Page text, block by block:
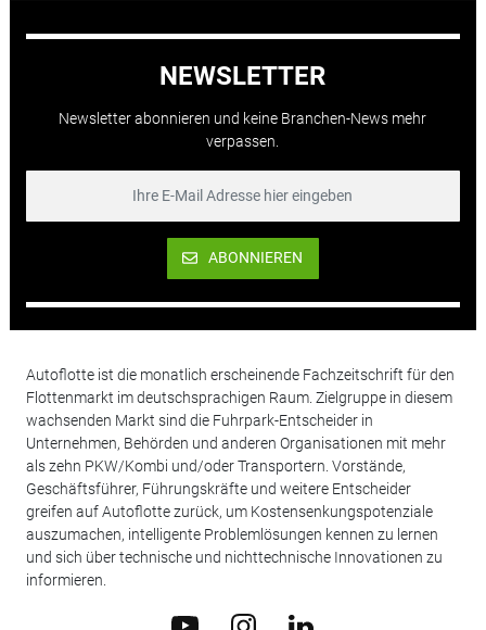
NEWSLETTER
Newsletter abonnieren und keine Branchen-News mehr
verpassen.
ABONNIEREN
Autoflotte ist die monatlich erscheinende Fachzeitschrift für den
Flottenmarkt im deutschsprachigen Raum. Zielgruppe in diesem
wachsenden Markt sind die Fuhrpark-Entscheider in
Unternehmen, Behörden und anderen Organisationen mit mehr
als zehn PKW/Kombi und/oder Transportern. Vorstände,
Geschäftsführer, Führungskräfte und weitere Entscheider
greifen auf Autoflotte zurück, um Kostensenkungspotenziale
auszumachen, intelligente Problemlösungen kennen zu lernen
und sich über technische und nichttechnische Innovationen zu
informieren.